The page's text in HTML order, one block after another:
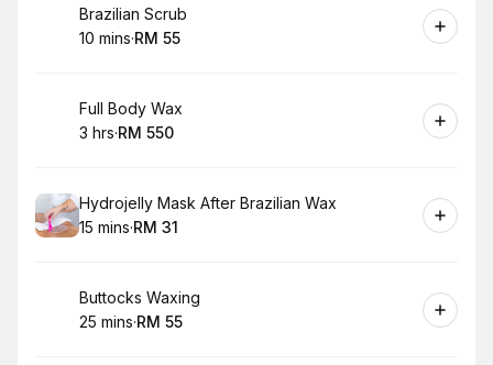
Book
Brazilian Scrub
.Duration :
10 mins·
.Price
RM 55
Book
Full Body Wax
. Duration:
3 hrs·
.Price:
RM 550
Book
Hydrojelly Mask After Brazilian Wax
.Duration :
15 mins·
.Price
RM 31
Book
Buttocks Waxing
.Duration
25 mins·
.Price
RM 55